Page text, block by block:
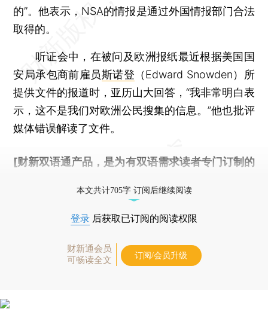
的”。他表示，NSA的情报是通过外国情报部门合法
取得的。
听证会中，在被问及欧洲报纸最近根据美国国
安局承包商前雇员斯诺登 （Edward Snowden）所
提供文件的报道时，亚历山大回答，“我非常明白表
示，这不是我们对欧洲公民搜集的信息。”他也批评
媒体错误解读了文件。
[财新双语通产品，是为有双语需求读者专门订制的
本文共计705字 订阅后继续阅读
登录 后获取已订阅的阅读权限
财新通会员
可畅读全文
订阅/会员升级